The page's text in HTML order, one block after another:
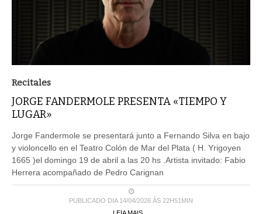
Recitales
JORGE FANDERMOLE PRESENTA «TIEMPO Y
LUGAR»
Jorge Fandermole se presentará junto a Fernando Silva en bajo
y violoncello en el Teatro Colón de Mar del Plata ( H. Yrigoyen
1665 )el domingo 19 de abril a las 20 hs .Artista invitado: Fabio
Herrera acompañado de Pedro Carignan
PUBLICADO DIA 14/04/2026 ÀS 22H51MIN
LEIA MAIS ...